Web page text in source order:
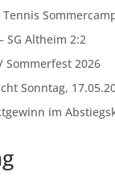
SG Altheim 2:2
Sommerfest 2026
Sonntag,
im